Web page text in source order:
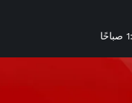
4 ساعات ago